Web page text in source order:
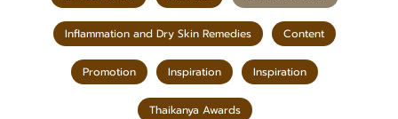
Inflammation and Dry Skin Remedies Content
Promotion Inspiration Inspiration
Thaikanya Awards